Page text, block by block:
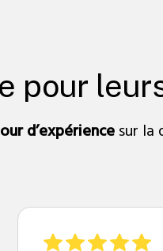
pour
d’expériencesur la